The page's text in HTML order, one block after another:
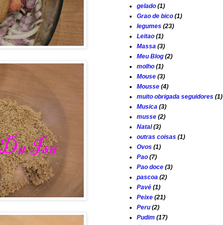
gelado (1)
Grao de bico (1)
legumes (23)
Leitao (1)
Massa (3)
Meu Blog (2)
molho (1)
Mouse (3)
Mousse (4)
muito obrigada seguidores (1)
Musica (3)
musse (2)
Natal (3)
outras coisas (1)
Ovos (1)
Pao (7)
Pao doce (3)
pascoa (2)
Pavé (1)
Peixe (21)
Peru (2)
Pudim (17)